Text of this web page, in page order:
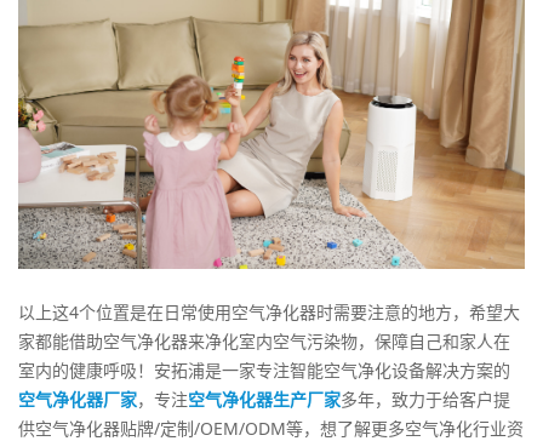
以上这4个位置是在日常使用空气净化器时需要注意的地方，希望大
家都能借助空气净化器来净化室内空气污染物，保障自己和家人在
室内的健康呼吸！安拓浦是一家专注智能空气净化设备解决方案的
空气净化器厂家，专注空气净化器生产厂家多年，致力于给客户提
供空气净化器贴牌/定制/OEM/ODM等，想了解更多空气净化行业资